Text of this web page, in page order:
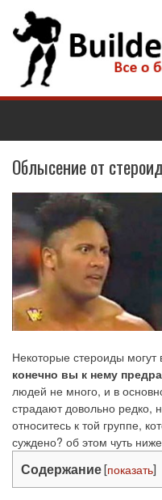
Наверх
Облысение от
Некоторые стероиды
конечно вы к нему
людей не много, и в
страдают довольно редко,
относитесь к той группе,
суждено? об этом чуть
Содержание [показать]